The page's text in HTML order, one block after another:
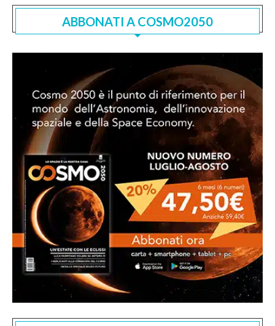
ABBONATI A COSMO2050